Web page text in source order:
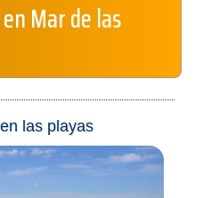
Mar de las
las playas